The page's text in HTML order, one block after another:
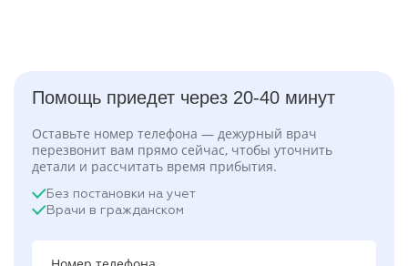
Помощь приедет через 20-40 минут
Оставьте номер телефона — дежурный врач
перезвонит вам прямо сейчас, чтобы уточнить
детали и рассчитать время прибытия.
Без постановки на учет
Врачи в гражданском